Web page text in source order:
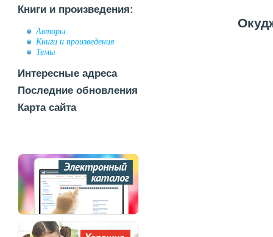
Книги и произведения:
Авторы
Книги и произведения
Темы
Интересные адреса
Последние обновления
Карта сайта